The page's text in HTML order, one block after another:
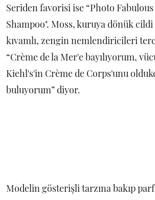
Seriden favorisi ise “Photo
Shampoo". Moss, kuruya dönük
kıvamlı, zengin nemlendiricileri
“Crème de la Mer'e bayılıyorum,
Kiehl's'in Crème de Corps'unu
buluyorum” diyor.
Modelin gösterişli tarzına bakıp